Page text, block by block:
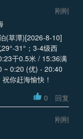
刚刚
(草潭)[2026-8-10]
31°；3-4级西
干0.5米 / 15:36满
~ 0:20 (优) - 20:40
你赶海愉快！
0 回复
刚刚